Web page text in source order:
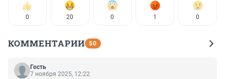
0 20 0 1 0
КОММЕНТАРИИ 50
Гость
7 ноября 2025, 12:22